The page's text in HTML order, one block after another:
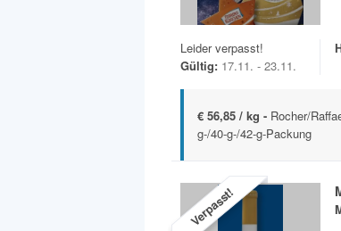
Leider verpasst!
Gültig: 17.11. - 23.11.
€ 56,85 / kg - Rocher/
g-/40-g-/42-g-Packung
Verpasst!